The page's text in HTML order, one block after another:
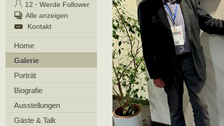
12 · Werde Follower
Alle anzeigen
Kontakt
Home
Galerie
Porträt
Biografie
Ausstellungen
Gäste & Talk